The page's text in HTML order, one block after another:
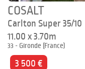
COSALT
Carlton Super 35/10
11.00 x 3.70m
33 - Gironde (France)
3 500 €